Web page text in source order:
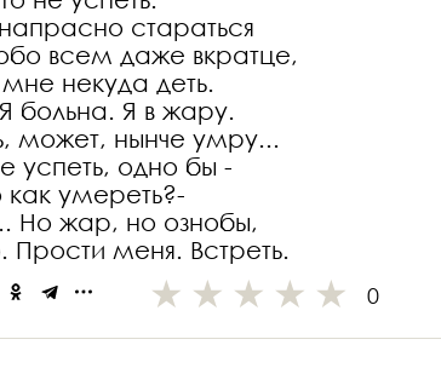
стараться
всем даже вкратце,
некуда деть.
больна. Я в жару.
может, нынче умру...
успеть, одно бы -
как умереть?-
Но жар, но ознобы,
Прости меня. Встреть.
0